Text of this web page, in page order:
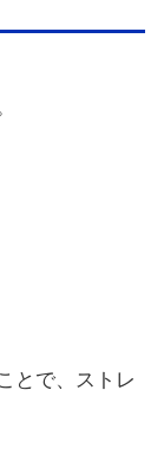
とで、ストレ